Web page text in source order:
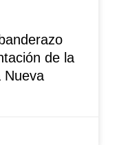
de la
Nueva